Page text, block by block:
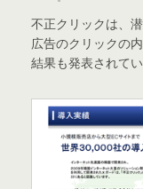
不正クリックは、
広告のクリックの
結果も発表されてい